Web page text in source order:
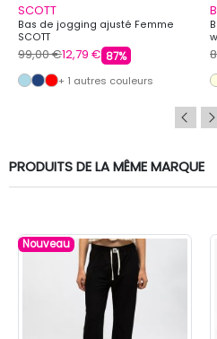
SCOTT
Bas de jogging ajusté Femme
SCOTT
99,00 €12,79 € 87%
+ 1 autres couleurs
PRODUITS DE LA MÊME MARQUE
Nouveau